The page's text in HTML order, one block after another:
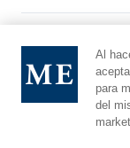
Aviso de
Línea directa de
Denunciar maltrato
Preferencias de
Al
para
del